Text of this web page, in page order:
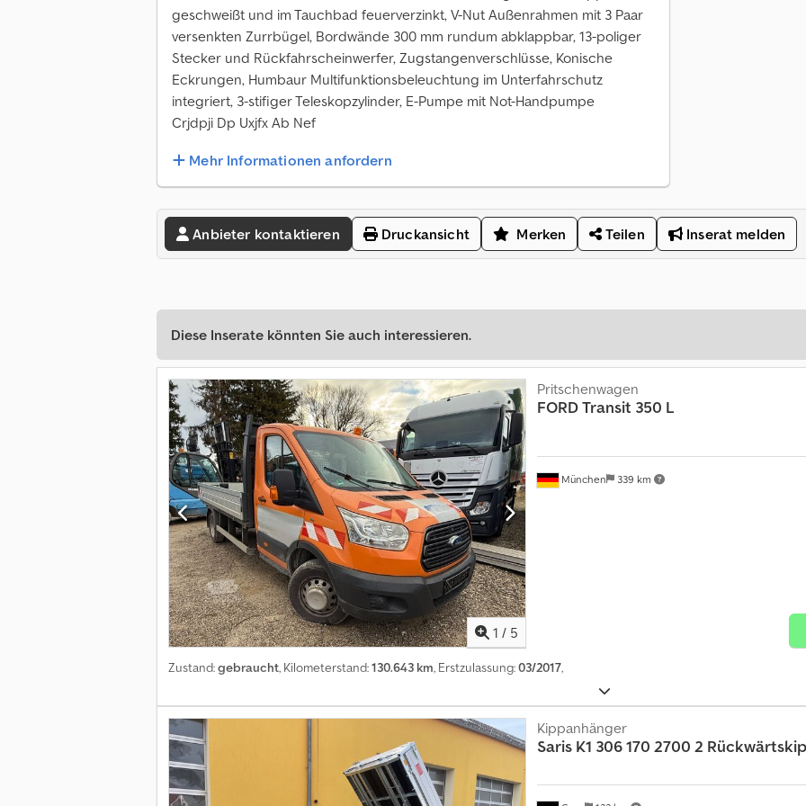
geschweißt und im Tauchbad feuerverzinkt, V-Nut Außenrahmen mit 3 Paar
versenkten Zurrbügel, Bordwände 300 mm rundum abklappbar, 13-poliger
Stecker und Rückfahrscheinwerfer, Zugstangenverschlüsse, Konische
Eckrungen, Humbaur Multifunktionsbeleuchtung im Unterfahrschutz
integriert, 3-stifiger Teleskopzylinder, E-Pumpe mit Not-Handpumpe
Crjdpji Dp Uxjfx Ab Nef
Mehr Informationen anfordern
Anbieter kontaktieren Druckansicht Merken Teilen Inserat melden
Diese Inserate könnten Sie auch interessieren.
1 / 5
München 339 km
Pritschenwagen
FORDTransit 350 L
Zustand:gebraucht, Kilometerstand:130.643 km, Erstzulassung:03/2017,
Kippanhänger
Saris K1 306 170 2700 2